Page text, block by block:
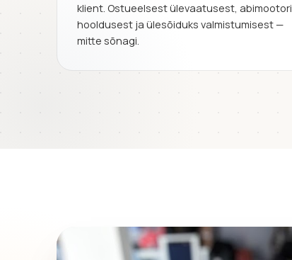
klient. Ostueelsest ülevaatusest, abimootori
hooldusest ja ülesõiduks valmistumisest —
mitte sõnagi.